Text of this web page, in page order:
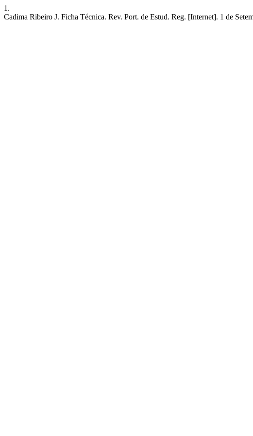
1.
Cadima Ribeiro J. Ficha Técnica. Rev. Port. de Estud. Reg. [Internet]. 1 de